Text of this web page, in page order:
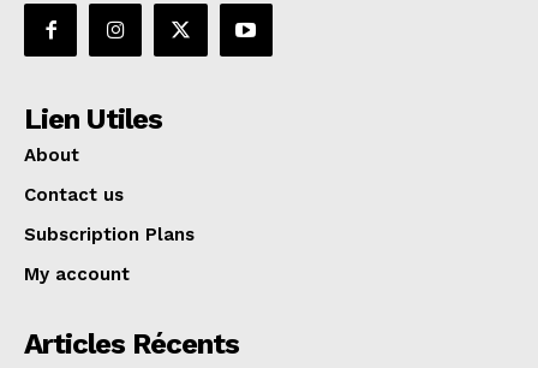
Lien Utiles
About
Contact us
Subscription Plans
My account
Articles Récents